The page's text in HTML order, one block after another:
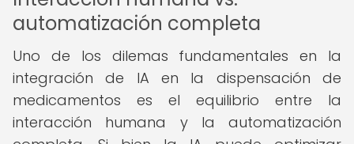
automatización completa
Uno de los dilemas fundamentales en la
integración de IA en la dispensación de
medicamentos es el equilibrio entre la
interacción humana y la automatización